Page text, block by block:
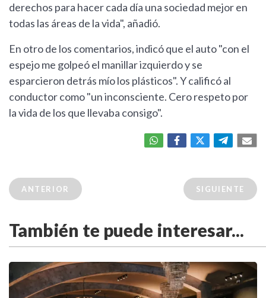
derechos para hacer cada día una sociedad mejor en
todas las áreas de la vida", añadió.
En otro de los comentarios, indicó que el auto "con el
espejo me golpeó el manillar izquierdo y se
esparcieron detrás mío los plásticos". Y calificó al
conductor como "un inconsciente. Cero respeto por
la vida de los que llevaba consigo".
ANTERIOR SIGUIENTE
También te puede interesar...